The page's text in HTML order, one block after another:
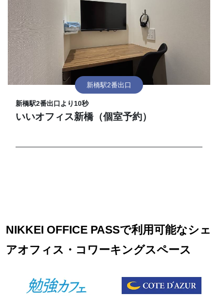
新橋駅2番出口
新橋駅2番出口より10秒
いいオフィス新橋（個室予約）
NIKKEI OFFICE PASSで利用可能なシェ
アオフィス・コワーキングスペース